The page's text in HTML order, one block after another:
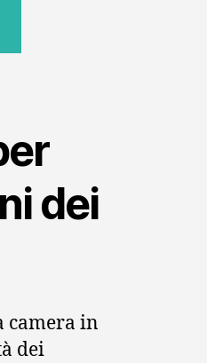
dei
camera in
dei